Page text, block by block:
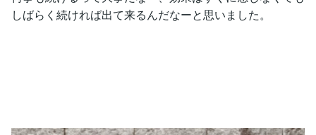
しばらく続ければ出て来るんだなーと思いました。